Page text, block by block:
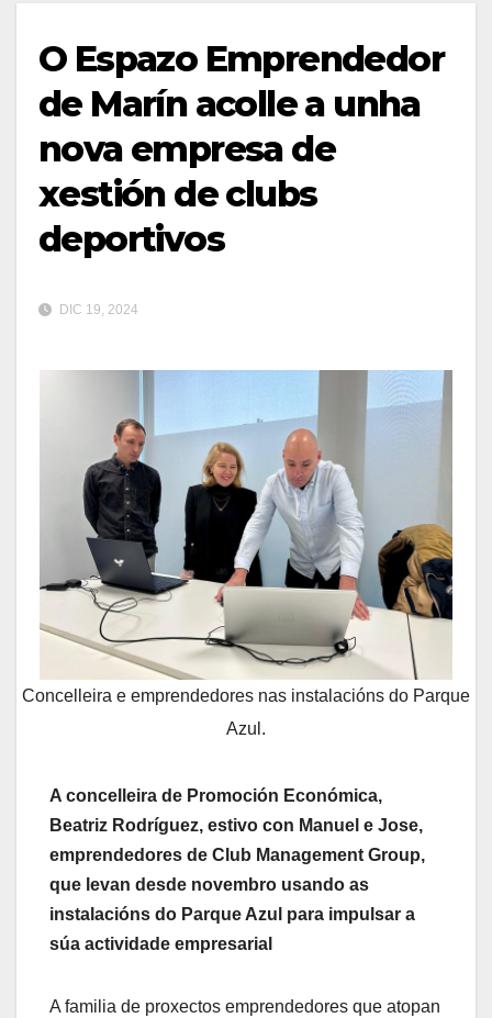
O Espazo Emprendedor
de Marín acolle a unha
nova empresa de
xestión de clubs
deportivos
DIC 19, 2024
Concelleira e emprendedores nas instalacións do Parque
Azul.
A concelleira de Promoción Económica,
Beatriz Rodríguez, estivo con Manuel e Jose,
emprendedores de Club Management Group,
que levan desde novembro usando as
instalacións do Parque Azul para impulsar a
súa actividade empresarial
A familia de proxectos emprendedores que atopan